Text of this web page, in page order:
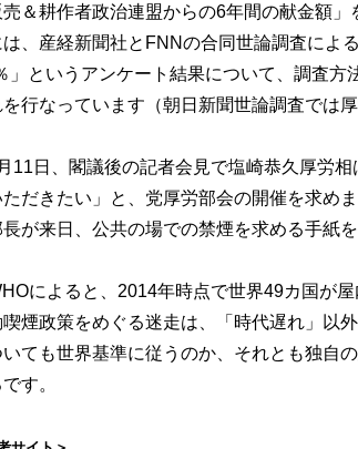
売＆耕作者政治連盟からの6年間の献金額
は、産経新聞社とFNNの合同世論調査によ
」というアンケート結果について、調査方
を行なっています（朝日新聞世論調査では
11日、閣議後の記者会見で塩崎恭久厚労相
ただきたい」と、党厚労部会の開催を求め
が来日、公共の場での禁煙を求める手紙
によると、2014年時点で世界49カ国が
喫煙政策をめぐる迷走は、「時代遅れ」以
いても世界基準に従うのか、それとも独自
す。